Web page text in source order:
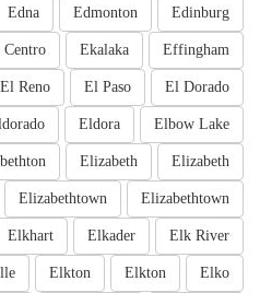
Edinburg
Edmonton
Edna
Effingham
Ekalaka
Centro
El Dorado
El Paso
El Reno
Elbow Lake
Eldora
Elizabeth
Elizabeth
Elizabethtown
Elizabethtown
Elk River
Elkader
Elkhart
Elko
Elkton
Elkton